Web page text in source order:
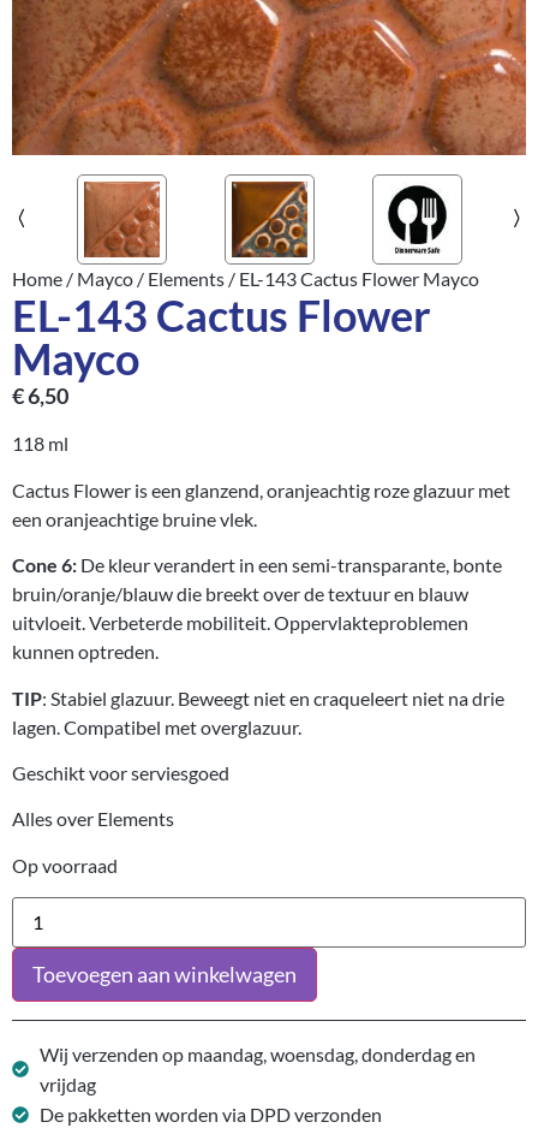
Home / Mayco / Elements / EL-143 Cactus Flower Mayco
EL-143 Cactus Flower
Mayco
€6,50
118 ml
Cactus Flower is een glanzend, oranjeachtig roze glazuur met
een oranjeachtige bruine vlek.
Cone 6: De kleur verandert in een semi-transparante, bonte
bruin/oranje/blauw die breekt over de textuur en blauw
uitvloeit. Verbeterde mobiliteit. Oppervlakteproblemen
kunnen optreden.
TIP: Stabiel glazuur. Beweegt niet en craqueleert niet na drie
lagen. Compatibel met overglazuur.
Geschikt voor serviesgoed
Alles over Elements
Op voorraad
Toevoegen aan winkelwagen
Wij verzenden op maandag, woensdag, donderdag en
vrijdag
De pakketten worden via DPD verzonden